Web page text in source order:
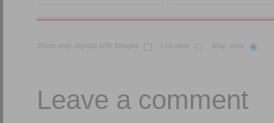
Show only objects with images List view Map view
Leave a comment